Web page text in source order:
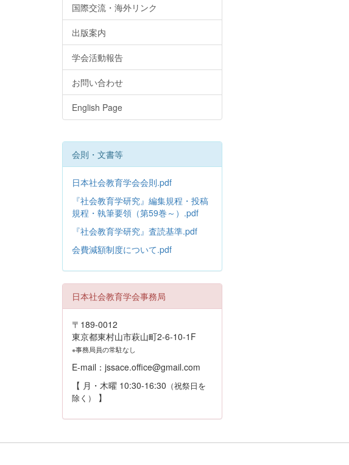
国際交流・海外リンク
出版案内
学会活動報告
お問い合わせ
English Page
会則・文書等
日本社会教育学会会則.pdf
『社会教育学研究』編集規程・投稿
規程・執筆要領（第59巻～）.pdf
『社会教育学研究』査読基準.pdf
会費減額制度について.pdf
日本社会教育学会事務局
〒189-0012
東京都東村山市萩山町2-6-10-1F
※事務局員の常駐なし
E-mail：jssace.office@gmail.com
【 月・木曜 10:30-16:30 （祝祭日を
除く）
】